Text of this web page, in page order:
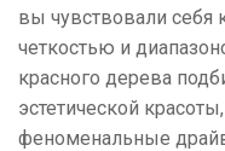
вы чувствовали себя
четкостью и
красного дерева
эстетической
феноменальные